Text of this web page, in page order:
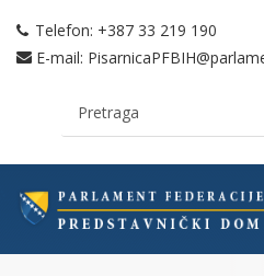
Telefon: +387 33 219 190
E-mail: